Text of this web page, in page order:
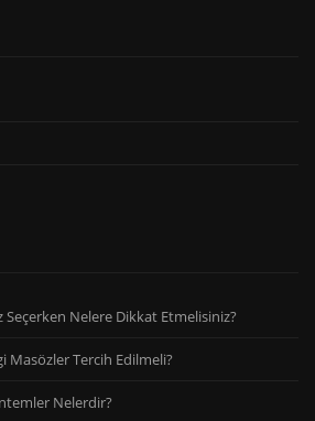
Seçerken Nelere Dikkat Etmelisiniz?
Masözler Tercih Edilmeli?
Nelerdir?